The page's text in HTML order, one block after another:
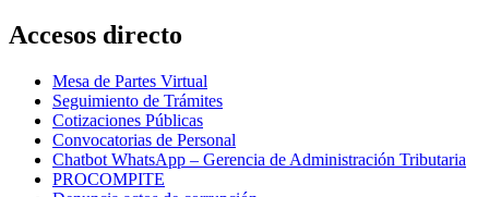
Accesos directo
Mesa de Partes Virtual
Seguimiento de Trámites
Cotizaciones Públicas
Convocatorias de Personal
Chatbot WhatsApp – Gerencia de Administración Tributaria
PROCOMPITE